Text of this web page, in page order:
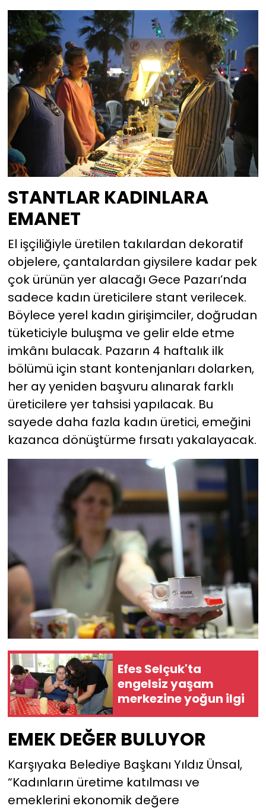
STANTLAR KADINLARA
EMANET
El işçiliğiyle üretilen takılardan dekoratif
objelere, çantalardan giysilere kadar pek
çok ürünün yer alacağı Gece Pazarı’nda
sadece kadın üreticilere stant verilecek.
Böylece yerel kadın girişimciler, doğrudan
tüketiciyle buluşma ve gelir elde etme
imkânı bulacak. Pazarın 4 haftalık ilk
bölümü için stant kontenjanları dolarken,
her ay yeniden başvuru alınarak farklı
üreticilere yer tahsisi yapılacak. Bu
sayede daha fazla kadın üretici, emeğini
kazanca dönüştürme fırsatı yakalayacak.
Efes Selçuk'ta
engelsiz yaşam
merkezine yoğun ilgi
EMEK DEĞER BULUYOR
Karşıyaka Belediye Başkanı Yıldız Ünsal,
“Kadınların üretime katılması ve
emeklerini ekonomik değere